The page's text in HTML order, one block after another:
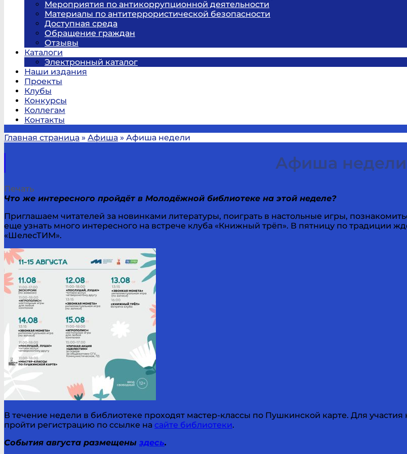
Мероприятия по антикоррупционной деятельности
Материалы по антитеррористической безопасности
Доступная среда
Обращение граждан
Отзывы
Каталоги
Электронный каталог
Наши издания
Проекты
Клубы
Конкурсы
Коллегам
Контакты
Главная страница » Афиша » Афиша недели
Афиша недели
Печать
Что же интересного пройдёт в Молодёжной библиотеке на этой неделе?
Приглашаем читателей за новинками литературы, поиграть в настольные игры,
еще узнать много интересного на встрече клуба «Книжный трёп». В пятницу по традиции
«ШелесТИМ».
В течение недели в библиотеке проходят мастер-классы по Пушкинской карте. Для участия
пройти регистрацию по ссылке на сайте библиотеки.
События августа размещены здесь.